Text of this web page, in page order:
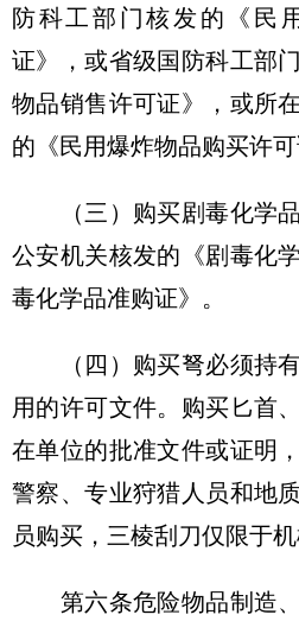
防科工部门核发的《民
证》，或省级国防科工部
物品销售许可证》，或所
的《民用爆炸物品购买许可
（三）购买剧毒化学品
公安机关核发的《剧毒化
毒化学品准购证》。
（四）购买弩必须持有
用的许可文件。购买匕首
在单位的批准文件或证明
警察、专业狩猎人员和地
员购买，三棱刮刀仅限于
第六条危险物品制造、